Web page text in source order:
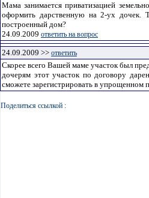
Мама занимается приватизацией
оформить дарственную на 2-ух дочек.
построенный дом?
24.09.2009 ответить на вопрос
24.09.2009 >> ответить
Скорее всего Вашей маме участок был
дочерям этот участок по договору
сможете зарегистрировать в упрощенном
Поделиться ссылкой :